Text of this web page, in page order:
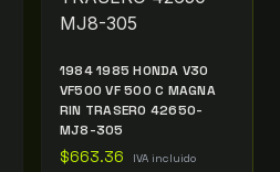
1984 1985 HONDA V30
VF500 VF 500 C MAGNA
RIN TRASERO 42650-
MJ8-305
$663.36 IVA incluido